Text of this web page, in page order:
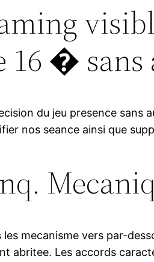
16 � sans
du jeu presence sans
nos seance ainsi que
les mecanisme vers par-
abritee. Les accords